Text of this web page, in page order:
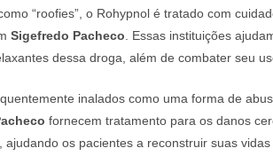
“roofies”, o Rohypnol é tratado com
Sigefredo Pacheco. Essas instituições
dessa droga, além de combater seu
inalados como uma forma de
fornecem tratamento para os danos
os pacientes a reconstruir suas